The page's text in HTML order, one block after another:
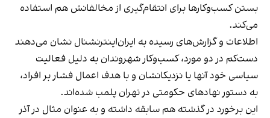
بستن کسب‌وکارها برای انتقام‌گیری از مخالفانش هم استفاده
می‌کند.
اطلاعات و گزارش‌های رسیده به ایران‌اینترنشنال نشان می‌دهند
دست‌کم در دو مورد، کسب‌وکار شهروندان به دلیل فعالیت
سیاسی خود آنها یا نزدیکانشان و با هدف اعمال فشار بر افراد،
به دستور نهادهای حکومتی در تهران پلمب شده‌اند.
این برخورد در گذشته هم سابقه داشته و به عنوان مثال در آذر